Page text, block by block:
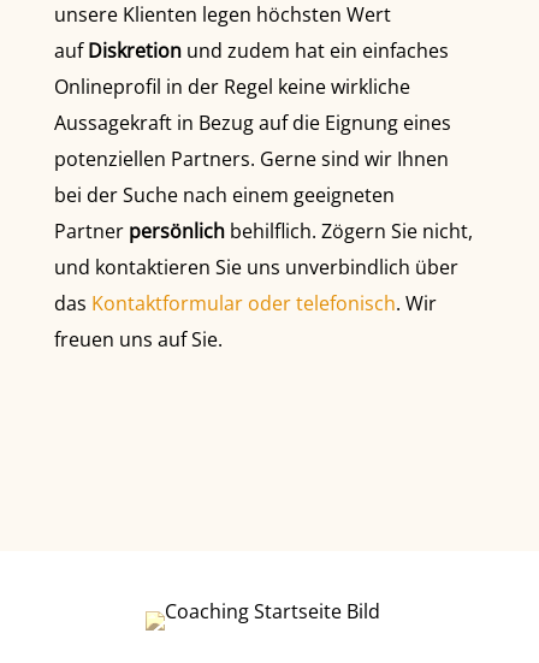
unsere Klienten legen höchsten Wert
aufDiskretionund zudem hat ein einfaches
Onlineprofil in der Regel keine wirkliche
Aussagekraft in Bezug auf die Eignung eines
potenziellen Partners. Gerne sind wir Ihnen
bei der Suche nach einem geeigneten
Partner persönlichbehilflich. Zögern Sie nicht,
und kontaktieren Sie uns unverbindlich über
das Kontaktformular oder telefonisch. Wir
freuen uns auf Sie.